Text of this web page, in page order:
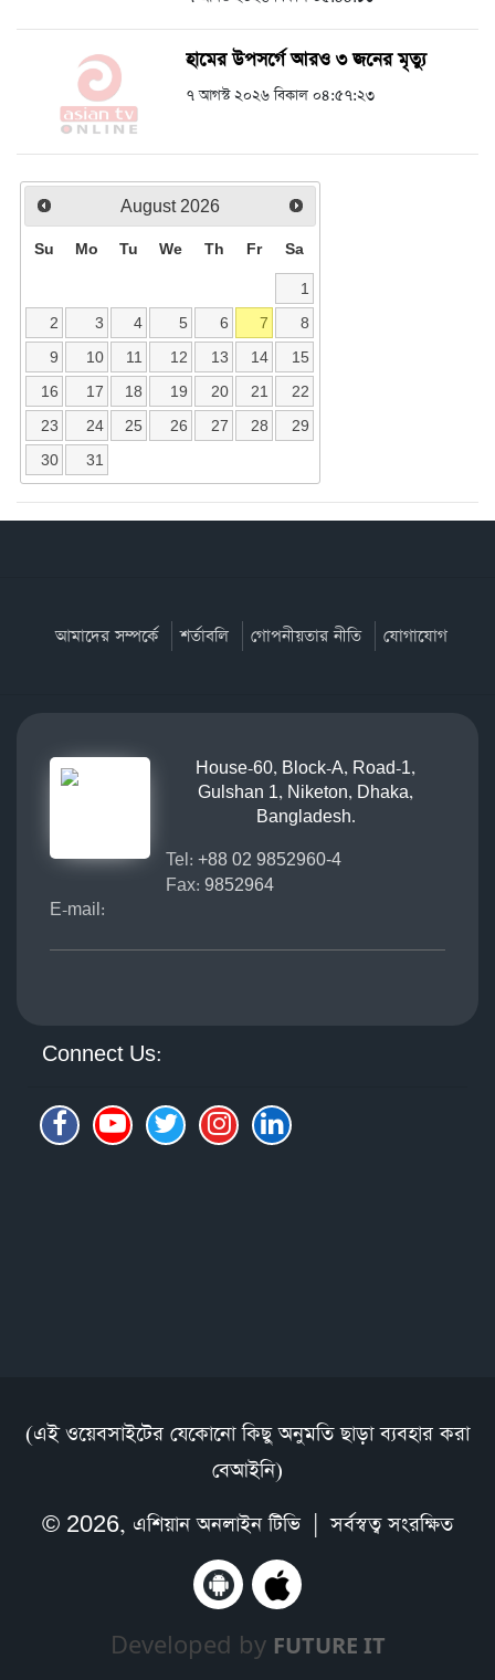
হামের উপসর্গে আরও ৩ জনের মৃত্যু
৭ আগস্ট ২০২৬ বিকাল ০৪:৫৭:২৩
August 2026
Su Mo Tu We Th Fr Sa
1
2
3 4 5 6 7
8
9
10 11 12 13 14
15
16
17 18 19 20 21
22
23
24 25 26 27 28
29
30
31
আমাদের সম্পর্কে শর্তাবলি গোপনীয়তার নীতি যোগাযোগ
House-60, Block-A, Road-1,
Gulshan 1, Niketon, Dhaka,
Bangladesh.
Tel: +88 02 9852960-4
Fax: 9852964
E-mail:
Connect Us:
(এই ওয়েবসাইটের যেকোনো কিছু অনুমতি ছাড়া ব্যবহার করা
বেআইনি)
© 2026, এশিয়ান অনলাইন টিভি| সর্বস্বত্ব সংরক্ষিত
Developed by FUTURE IT